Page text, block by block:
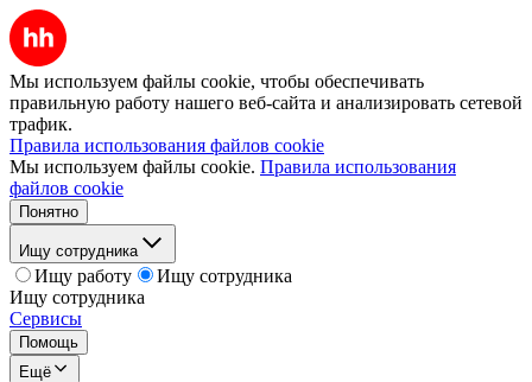
Мы используем файлы cookie, чтобы обеспечивать
правильную работу нашего веб-сайта и анализировать сетевой
трафик.
Правила использования файлов cookie
Мы используем файлы cookie. Правила использования
файлов cookie
Понятно
Ищу сотрудника
Ищу работу
Ищу сотрудника
Ищу сотрудника
Сервисы
Помощь
Ещё